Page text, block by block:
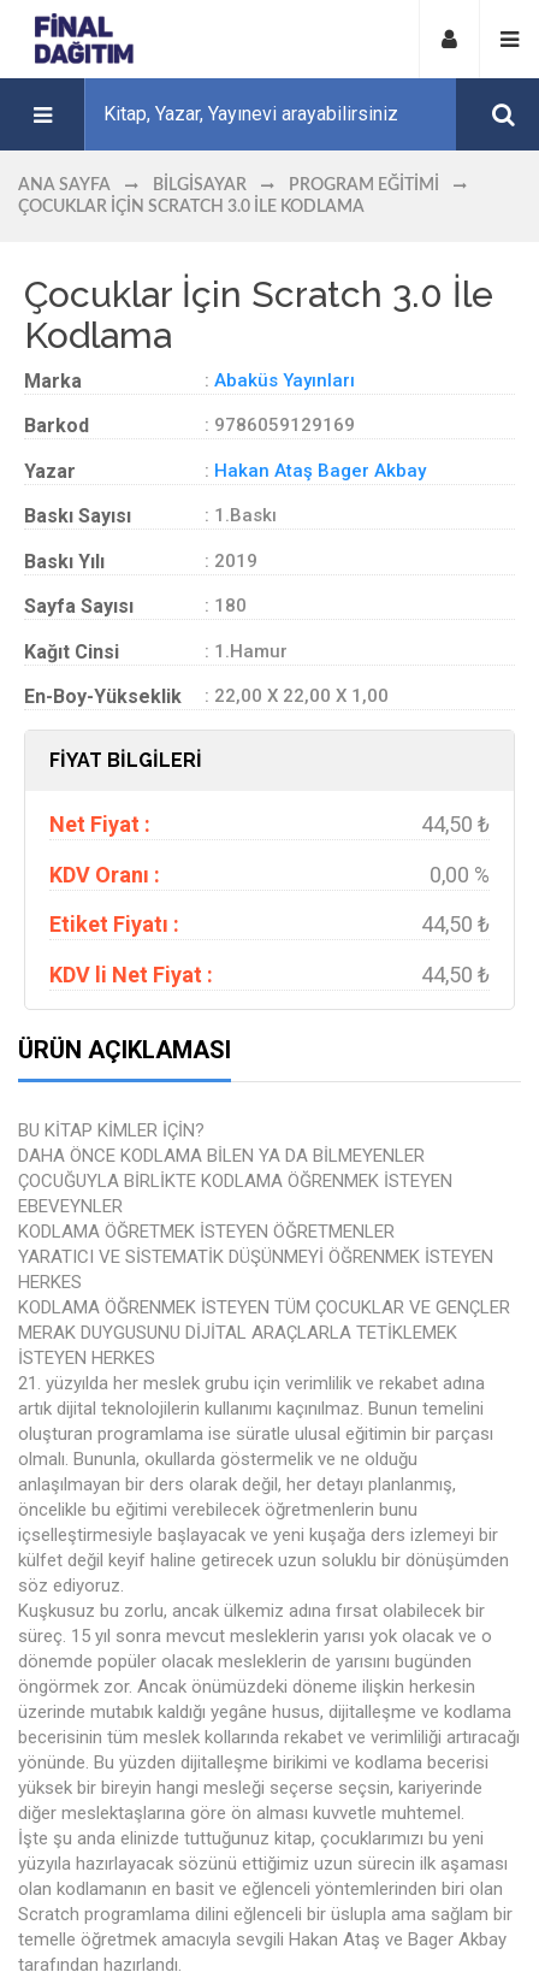
ANA SAYFA BILGISAYAR
PROGRAM EĞITIMI
ÇOCUKLAR İÇIN SCRATCH 3.0 İLE KODLAMA
Çocuklar İçin Scratch 3.0 İle
Kodlama
Marka : Abaküs Yayınları
Barkod : 9786059129169
Yazar : Hakan Ataş Bager Akbay
Baskı Sayısı : 1.Baskı
Baskı Yılı : 2019
Sayfa Sayısı : 180
Kağıt Cinsi : 1.Hamur
En-Boy-Yükseklik : 22,00 X 22,00 X 1,00
FİYAT BİLGİLERİ
Net Fiyat :
44,50 ₺
KDV Oranı :
0,00 %
Etiket Fiyatı :
44,50 ₺
KDV li Net Fiyat :
44,50 ₺
ÜRÜN AÇIKLAMASI
BU KİTAP KİMLER İÇİN?
DAHA ÖNCE KODLAMA BİLEN YA DA BİLMEYENLER
ÇOCUĞUYLA BİRLİKTE KODLAMA ÖĞRENMEK İSTEYEN
EBEVEYNLER
KODLAMA ÖĞRETMEK İSTEYEN ÖĞRETMENLER
YARATICI VE SİSTEMATİK DÜŞÜNMEYİ ÖĞRENMEK İSTEYEN
HERKES
KODLAMA ÖĞRENMEK İSTEYEN TÜM ÇOCUKLAR VE GENÇLER
MERAK DUYGUSUNU DİJİTAL ARAÇLARLA TETİKLEMEK
İSTEYEN HERKES
21. yüzyılda her meslek grubu için verimlilik ve rekabet adına
artık dijital teknolojilerin kullanımı kaçınılmaz. Bunun temelini
oluşturan programlama ise süratle ulusal eğitimin bir parçası
olmalı. Bununla, okullarda göstermelik ve ne olduğu
anlaşılmayan bir ders olarak değil, her detayı planlanmış,
öncelikle bu eğitimi verebilecek öğretmenlerin bunu
içselleştirmesiyle başlayacak ve yeni kuşağa ders izlemeyi bir
külfet değil keyif haline getirecek uzun soluklu bir dönüşümden
söz ediyoruz.
Kuşkusuz bu zorlu, ancak ülkemiz adına fırsat olabilecek bir
süreç. 15 yıl sonra mevcut mesleklerin yarısı yok olacak ve o
dönemde popüler olacak mesleklerin de yarısını bugünden
öngörmek zor. Ancak önümüzdeki döneme ilişkin herkesin
üzerinde mutabık kaldığı yegâne husus, dijitalleşme ve kodlama
becerisinin tüm meslek kollarında rekabet ve verimliliği artıracağı
yönünde. Bu yüzden dijitalleşme birikimi ve kodlama becerisi
yüksek bir bireyin hangi mesleği seçerse seçsin, kariyerinde
diğer meslektaşlarına göre ön alması kuvvetle muhtemel.
İşte şu anda elinizde tuttuğunuz kitap, çocuklarımızı bu yeni
yüzyıla hazırlayacak sözünü ettiğimiz uzun sürecin ilk aşaması
olan kodlamanın en basit ve eğlenceli yöntemlerinden biri olan
Scratch programlama dilini eğlenceli bir üslupla ama sağlam bir
temelle öğretmek amacıyla sevgili Hakan Ataş ve Bager Akbay
tarafından hazırlandı.